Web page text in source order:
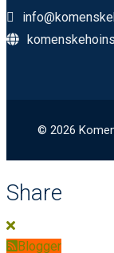
© 2026
Share
Blogger